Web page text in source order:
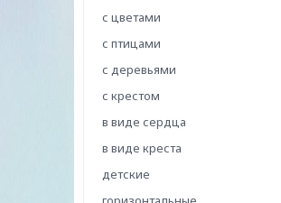
с цветами
с птицами
с деревьями
с крестом
в виде сердца
в виде креста
детские